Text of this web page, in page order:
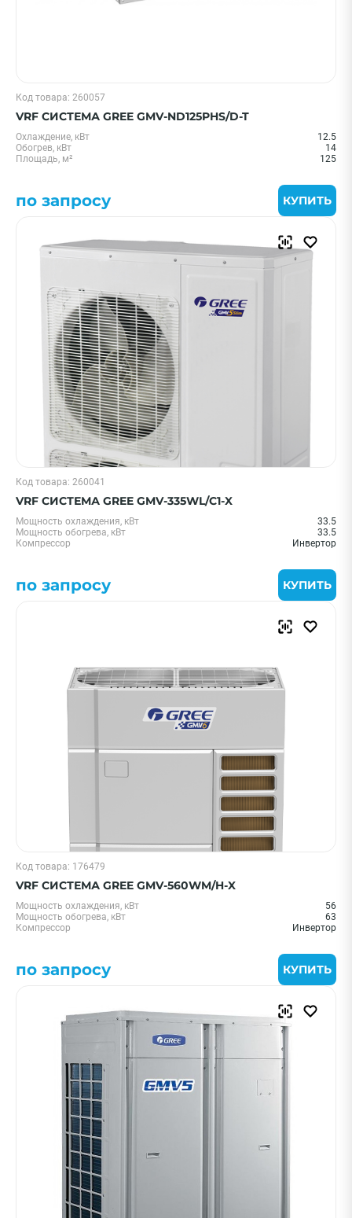
Код товара: 260057
VRF СИСТЕМА GREE GMV-ND125PHS/D-T
Охлаждение, кВт
12.5
Обогрев, кВт
14
Площадь, м²
125
по запросу КУПИТЬ
Код товара: 260041
VRF СИСТЕМА GREE GMV-335WL/C1-X
Мощность охлаждения, кВт
33.5
Мощность обогрева, кВт
33.5
Компрессор
Инвертор
по запросу КУПИТЬ
Код товара: 176479
VRF СИСТЕМА GREE GMV-560WM/H-X
Мощность охлаждения, кВт
56
Мощность обогрева, кВт
63
Компрессор
Инвертор
по запросу КУПИТЬ